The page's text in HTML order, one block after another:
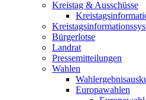
Kreistag & Ausschüsse
Bürgerlotse
Landrat
Pressemitteilungen
Wahlen
Europawahlen